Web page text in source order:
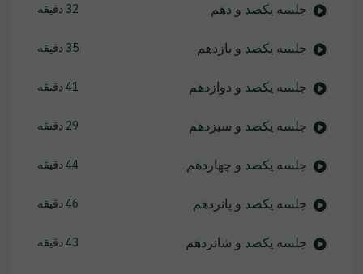
جلسه یکصد و دهم 32 دقیقه
جلسه یکصد و یازدهم 35 دقیقه
جلسه یکصد و دوازدهم 41 دقیقه
جلسه یکصد و سیزدهم 29 دقیقه
جلسه یکصد و چهاردهم 44 دقیقه
جلسه یکصد و پانزدهم 46 دقیقه
جلسه یکصد و شانزدهم 43 دقیقه